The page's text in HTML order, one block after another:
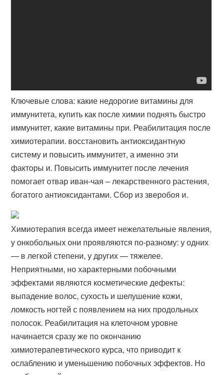
Ключевые слова: какие недорогие витамины для
иммунитета, купить как после химии поднять быстро
иммунитет, какие витамины при. Реабилитация после
химиотерапии. восстановить антиоксидантную
систему и повысить иммунитет, а именно эти
факторы и. Повысить иммунитет после лечения
помогает отвар иван-чая – лекарственного растения,
богатого антиоксидантами. Сбор из зверобоя и.
Химиотерапия всегда имеет нежелательные явления,
у онкобольных они проявляются по-разному: у одних
— в легкой степени, у других — тяжелее.
Неприятными, но характерными побочными
эффектами являются косметические дефекты:
выпадение волос, сухость и шелушение кожи,
ломкость ногтей с появлением на них продольных
полосок. Реабилитация на клеточном уровне
начинается сразу же по окончанию
химиотерапевтического курса, что приводит к
ослаблению и уменьшению побочных эффектов. Но